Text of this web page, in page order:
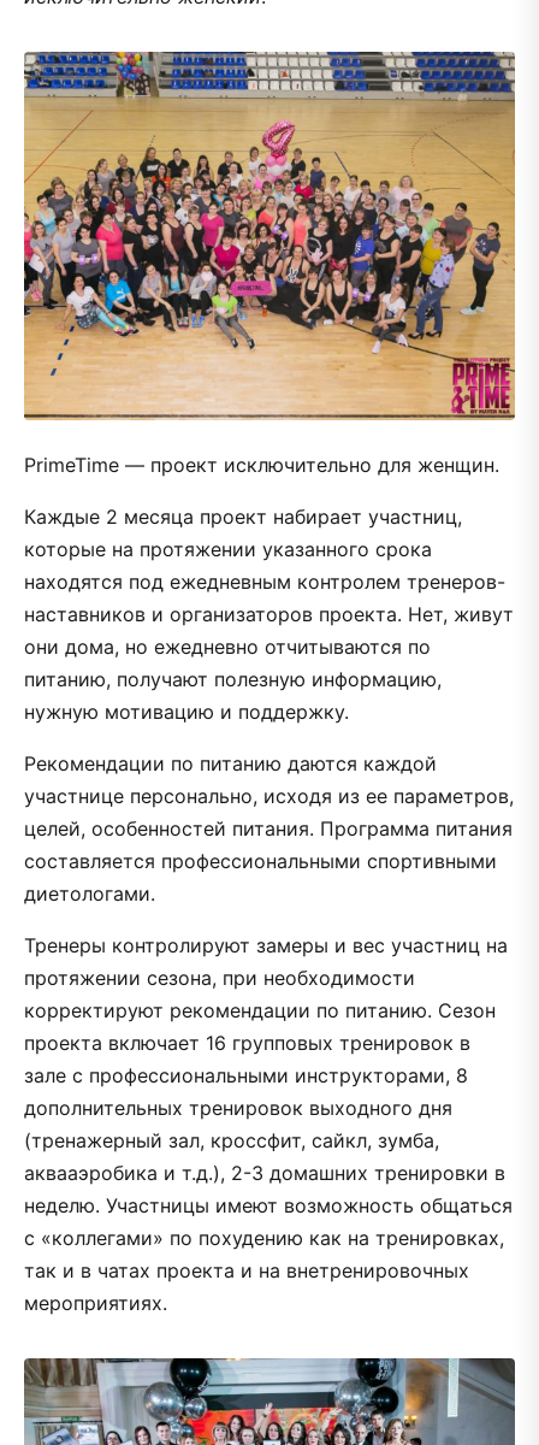
PrimeTime — проект исключительно для женщин.
Каждые 2 месяца проект набирает участниц,
которые на протяжении указанного срока
находятся под ежедневным контролем тренеров-
наставников и организаторов проекта. Нет, живут
они дома, но ежедневно отчитываются по
питанию, получают полезную информацию,
нужную мотивацию и поддержку.
Рекомендации по питанию даются каждой
участнице персонально, исходя из ее параметров,
целей, особенностей питания. Программа питания
составляется профессиональными спортивными
диетологами.
Тренеры контролируют замеры и вес участниц на
протяжении сезона, при необходимости
корректируют рекомендации по питанию. Сезон
проекта включает 16 групповых тренировок в
зале с профессиональными инструкторами, 8
дополнительных тренировок выходного дня
(тренажерный зал, кроссфит, сайкл, зумба,
аквааэробика и т.д.), 2-3 домашних тренировки в
неделю. Участницы имеют возможность общаться
с «коллегами» по похудению как на тренировках,
так и в чатах проекта и на внетренировочных
мероприятиях.